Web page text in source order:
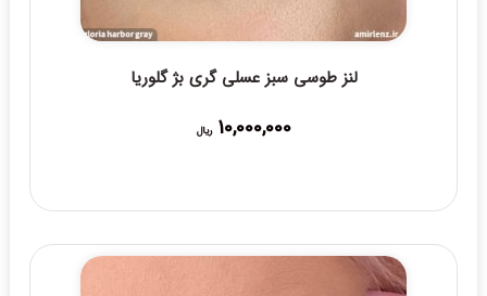
لنز طوسی سبز عسلی گری بژ گلوریا
10,000,000 ریال